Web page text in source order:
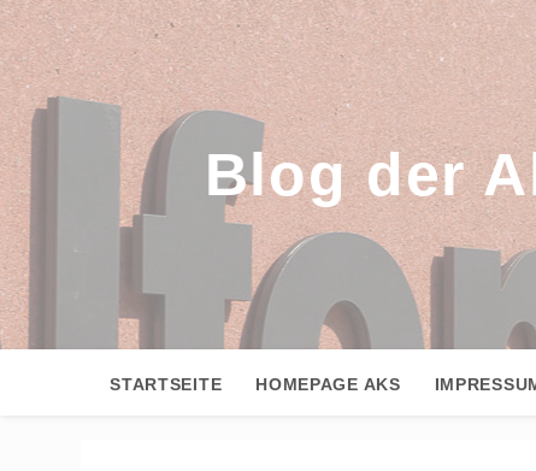
Zum
Inhalt
springen
Blog der
STARTSEITE HOMEPAGE AKS